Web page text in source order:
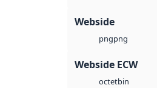
Webside
pngpng
Webside ECW
octetbin